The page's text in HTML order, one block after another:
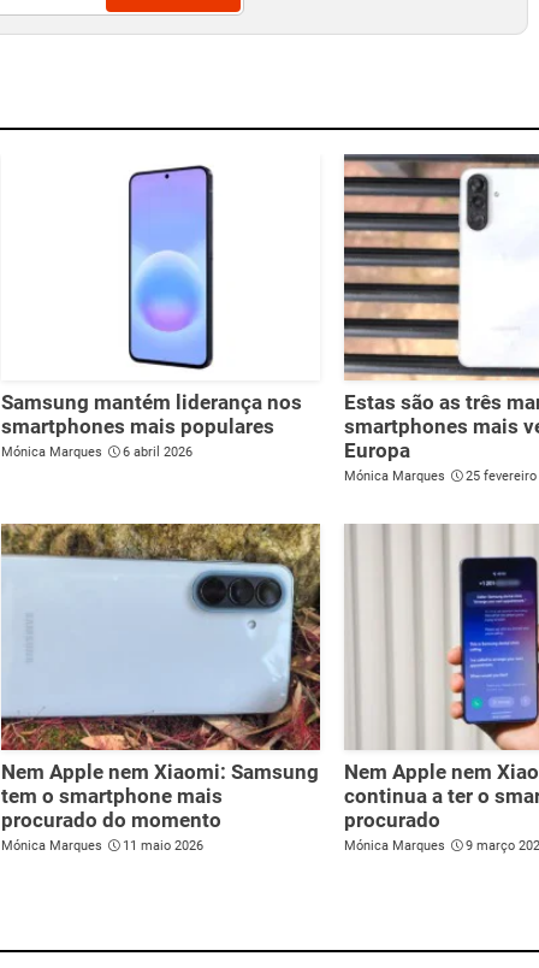
Samsung mantém liderança nos
smartphones mais populares
Mónica Marques 6 abril 2026
Estas são as três
smartphones mais
Europa
Mónica Marques 25 fevereiro
Nem Apple nem Xiaomi: Samsung
tem o smartphone mais
procurado do momento
Mónica Marques 11 maio 2026
Nem Apple nem
continua a ter o
procurado
Mónica Marques 9 março